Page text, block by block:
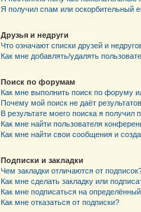
Я получил спам или оскорбительный
Друзья и недруги
Что означают списки друзей и
Как мне добавлять/удалять
Поиск по форумам
Как мне выполнить поиск по форуму
Почему мой поиск не даёт
В результате моего поиска я получил
Как мне найти пользователя
Как мне найти свои сообщения и
Подписки и закладки
Чем закладки отличаются от
Как мне сделать закладку или
Как мне подписаться на
Как мне отказаться от подписки?